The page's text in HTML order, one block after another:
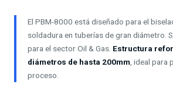
El PBM-8000 está diseñado para el
soldadura en tuberías de gran diámetro.
para el sector Oil & Gas. Estructura
diámetros de hasta 200mm , ideal para
proceso.